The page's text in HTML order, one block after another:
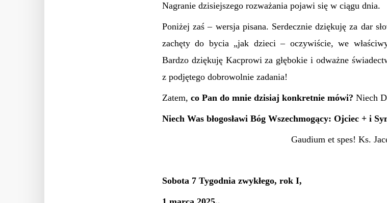
Nagranie dzisiejszego rozważania pojawi się w ciągu dnia.
Poniżejzaś – wersja pisana. Serdecznie dziękujęza dar
zachęty do bycia „jak dzieci – oczywiście, we
Bardzo dziękuję Kacprowi za głębokie i odważne
z podjętego dobrowolnie zadania!
Zatem, co Pan do mnie dzisiaj konkretnie mówi? Niech
Niech Was błogosławi Bóg Wszechmogący: Ojciec + i
Gaudium et spes! Ks.
Sobota 7 Tygodnia zwykłego, rok I,